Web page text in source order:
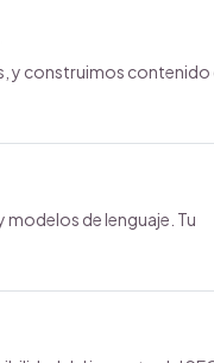
y construimos contenido
modelos de lenguaje. Tu